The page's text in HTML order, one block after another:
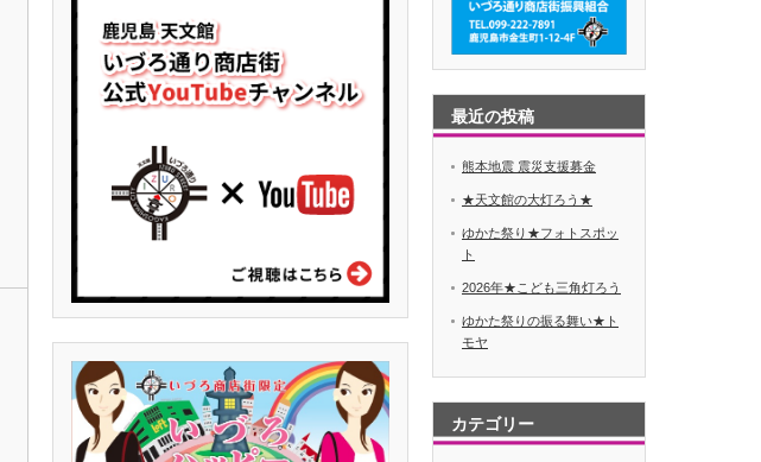
最近の投稿
熊本地震 震災支援募金
★天文館の大灯ろう★
ゆかた祭り★フォトスポッ
ト
2026年★こども三角灯ろう
ゆかた祭りの振る舞い★ト
モヤ
カテゴリー